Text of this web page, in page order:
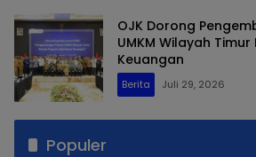
OJK Dorong
UMKM Wilayah
Keuangan
Berita Juli 29, 2026
Populer